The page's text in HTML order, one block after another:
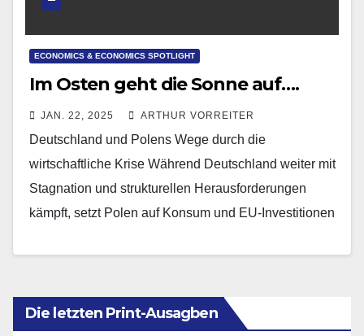
ECONOMICS & ECONOMICS SPOTLIGHT
Im Osten geht die Sonne auf….
JAN. 22, 2025 ARTHUR VORREITER
Deutschland und Polens Wege durch die
wirtschaftliche Krise Während Deutschland weiter mit
Stagnation und strukturellen Herausforderungen
kämpft, setzt Polen auf Konsum und EU-Investitionen
Die letzten Print-Ausagben